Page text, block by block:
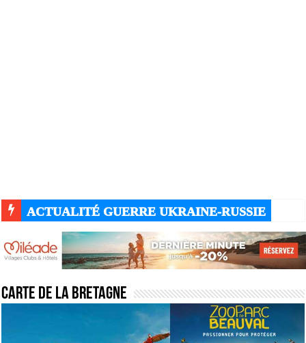
ACTUALITÉ GUERRE UKRAINE-RUSSIE
Carte de la bretagne